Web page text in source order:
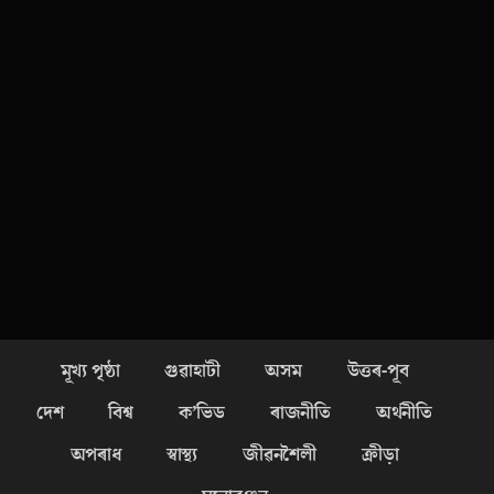
মূখ্য পৃষ্ঠা গুৱাহাটী অসম
উত্তৰ-পূব
দেশ
বিশ্ব ক’ভিড ৰাজনীতি
অৰ্থনীতি
অপৰাধ
স্বাস্থ্য জীৱনশৈলী
ক্ৰীড়া